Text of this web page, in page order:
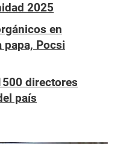
2025
en
papa, Pocsi
directores
país